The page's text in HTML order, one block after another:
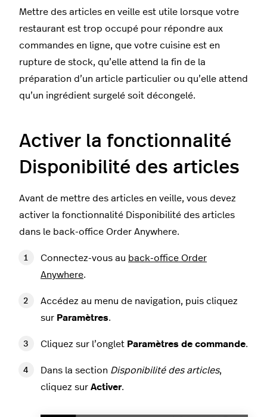
Mettre des articles en veille est utile lorsque votre
restaurant est trop occupé pour répondre aux
commandes en ligne, que votre cuisine est en
rupture de stock, qu’elle attend la fin de la
préparation d’un article particulier ou qu’elle attend
qu’un ingrédient surgelé soit décongelé.
Activer la fonctionnalité
Disponibilité des articles
Avant de mettre des articles en veille, vous devez
activer la fonctionnalité Disponibilité des articles
dans le back-office Order Anywhere.
Connectez-vous au back-office Order
Anywhere.
Accédez au menu de navigation, puis cliquez
sur Paramètres.
Cliquez sur l’onglet Paramètres de commande.
Dans la section Disponibilité des articles,
cliquez sur Activer.